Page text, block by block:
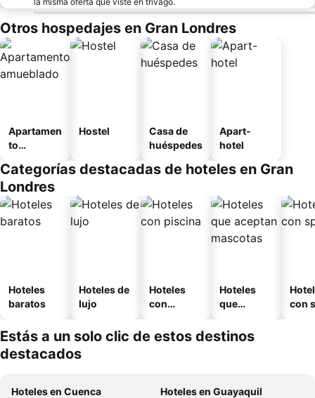
Otros hospedajes en Gran Londres
Apartamen
to
o
Hostel
Casa de
huéspedes
Apart-
hotel
Categorías destacadas de hoteles en Gran
Londres
Hoteles
baratos
Hoteles de
lujo
Hoteles
con
Hoteles
que
mascotas
con
Estás a un solo clic de estos destinos
destacados
Hoteles en Cuenca
Hoteles en Guayaquil